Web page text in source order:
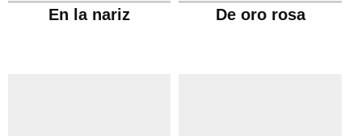
En la nariz De oro rosa